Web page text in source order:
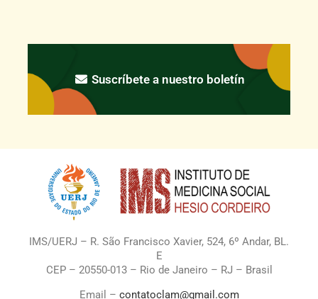
Suscríbete a nuestro boletín
IMS/UERJ – R. São Francisco Xavier, 524, 6º Andar, BL.
E
CEP – 20550-013 – Rio de Janeiro – RJ – Brasil
Email – contatoclam@gmail.com